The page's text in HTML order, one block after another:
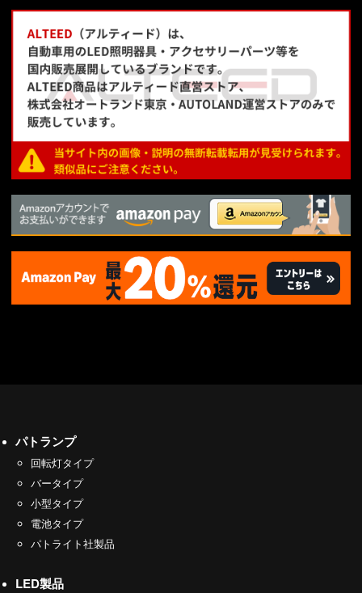
パトランプ
回転灯タイプ
バータイプ
小型タイプ
電池タイプ
パトライト社製品
LED製品